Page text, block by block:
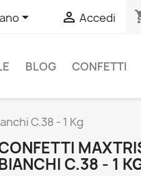
  Accedi
BLOG CONFETTI
C.38 - 1 Kg
C.38 - 1